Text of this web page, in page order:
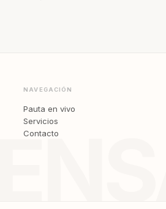
NAVEGACIÓN
Pauta en vivo
Servicios
Contacto